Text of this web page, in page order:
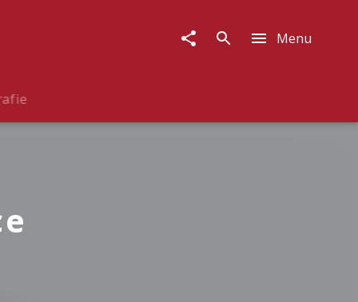
Menu